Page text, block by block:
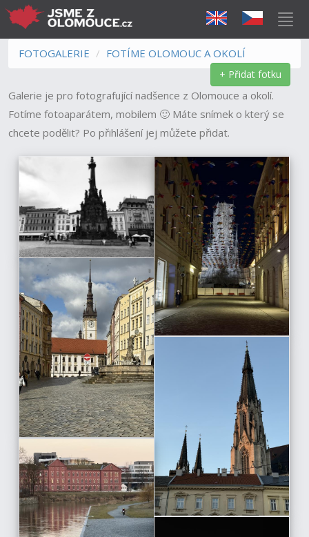
FOTOGALERIE FOTÍME OLOMOUC A OKOLÍ
+ Přidat fotku
Galerie je pro fotografující nadšence z Olomouce a okolí.
Fotíme fotoaparátem, mobilem 🙂 Máte snímek o který se
chcete podělit? Po přihlášení jej můžete přidat.